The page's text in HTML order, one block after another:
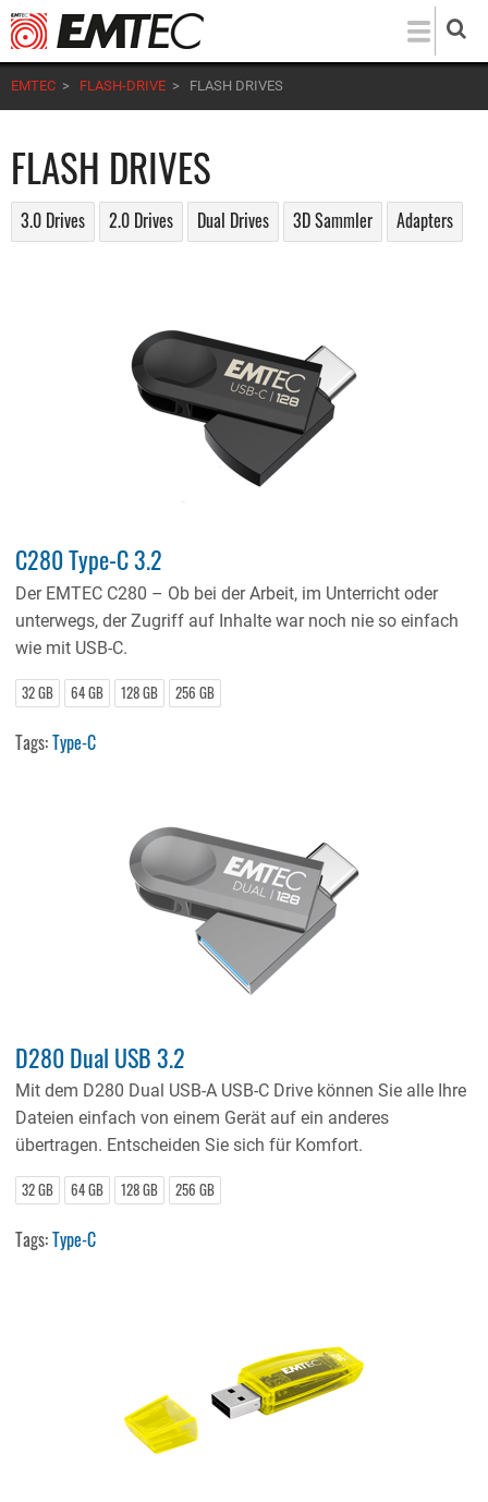
Direkt
zum
Inhalt
EMTEC > FLASH-DRIVE > FLASH DRIVES
FLASH DRIVES
3.0 Drives 2.0 Drives Dual Drives 3D Sammler Adapters
C280 Type-C 3.2
Der EMTEC C280 – Ob bei der Arbeit, im Unterricht oder
unterwegs, der Zugriff auf Inhalte war noch nie so einfach
wie mit USB-C.
32 GB 64 GB 128 GB 256 GB
Tags:Type-C
D280 Dual USB 3.2
Mit dem D280 Dual USB-A USB-C Drive können Sie alle Ihre
Dateien einfach von einem Gerät auf ein anderes
übertragen. Entscheiden Sie sich für Komfort.
32 GB 64 GB 128 GB 256 GB
Tags:Type-C